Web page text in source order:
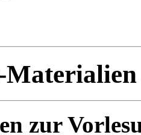
Materialien
zur